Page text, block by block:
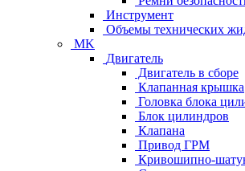
Инструмент
Объемы технических
MK
Двигатель
Двигатель в сборе
Клапанная крышка
Головка блока
Блок цилиндров
Клапана
Привод ГРМ
Кривошипно-